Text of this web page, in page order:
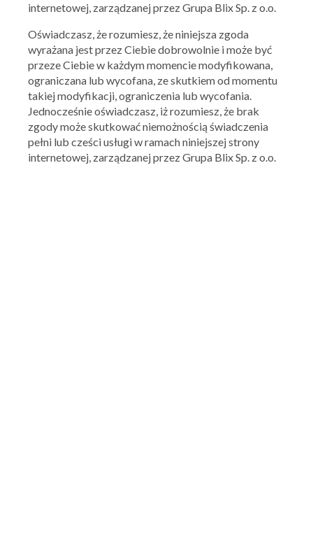
internetowej, zarządzanej przez Grupa Blix Sp. z o.o.
Oświadczasz, że rozumiesz, że niniejsza zgoda
wyrażana jest przez Ciebie dobrowolnie i może być
przeze Ciebie w każdym momencie modyfikowana,
ograniczana lub wycofana, ze skutkiem od momentu
takiej modyfikacji, ograniczenia lub wycofania.
Jednocześnie oświadczasz, iż rozumiesz, że brak
zgody może skutkować niemożnością świadczenia
pełni lub cześci usługi w ramach niniejszej strony
internetowej, zarządzanej przez Grupa Blix Sp. z o.o.